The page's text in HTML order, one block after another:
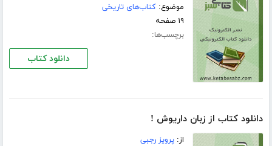
موضوع:کتاب‌های تاریخی
۱۹ صفحه
برچسب‌ها:
دانلود کتاب
دانلود کتاب از زبان داریوش !
از:پرویز رجبی